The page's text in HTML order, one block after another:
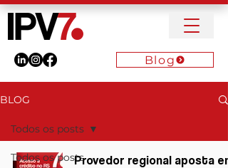
Blog
BLOG
Todos os posts
Todos os posts
Provedor regional aposta em